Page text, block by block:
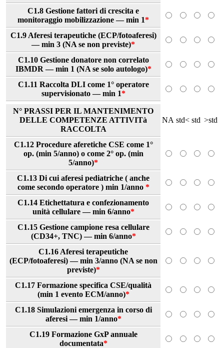
C1.8 Gestione fattori di crescita e
monitoraggio mobilizzazione — min 1*
C1.9 Aferesi terapeutiche (ECP/fotoaferesi)
— min 3 (NA se non previste)*
C1.10 Gestione donatore non correlato
IBMDR — min 1 (NA se solo autologo)*
C1.11 Raccolta DLI come 1° operatore
supervisionato — min 1*
N° PRASSI PER IL MANTENIMENTO
DELLE COMPETENZE ATTIVITà
RACCOLTA
NA std< std >std
C1.12 Procedure aferetiche CSE come 1°
op. (min 5/anno) o come 2° op. (min
5/anno)*
C1.13 Di cui aferesi pediatriche ( anche
come secondo operatore ) min 1/anno *
C1.14 Etichettatura e confezionamento
unità cellulare — min 6/anno*
C1.15 Gestione campione resa cellulare
(CD34+, TNC) — min 6/anno*
C1.16 Aferesi terapeutiche
(ECP/fotoaferesi) — min 3/anno (NA se non
previste)*
C1.17 Formazione specifica CSE/qualità
(min 1 evento ECM/anno)*
C1.18 Simulazioni emergenza in corso di
aferesi — min 1/anno*
C1.19 Formazione GxP annuale
documentata*